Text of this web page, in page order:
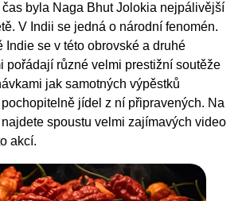
byla Naga Bhut Jolokia nejpálivější
V Indii se jedná o národní fenomén.
Indie se v této obrovské a druhé
pořádají různé velmi prestižní soutěže
jak samotných výpěstků
jídel z ní připravených. Na
spoustu velmi zajímavých video
akcí.